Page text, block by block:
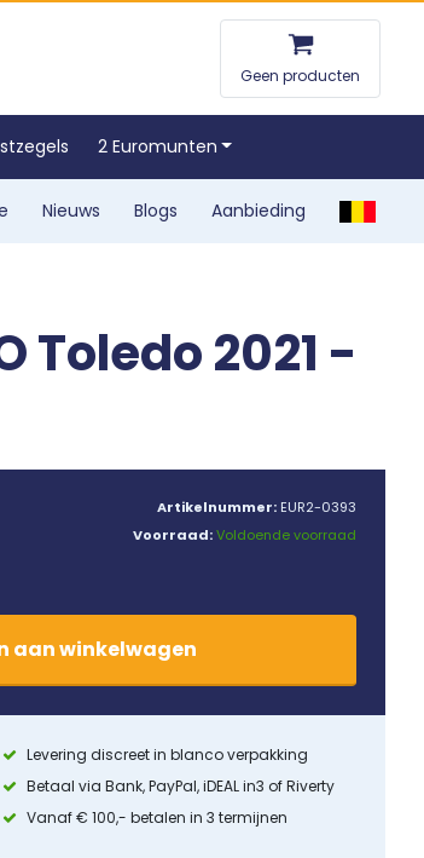
Geen producten
2 Euromunten
Nieuws Blogs Aanbieding
Toledo 2021 -
Artikelnummer: EUR2-0393
Voorraad:Voldoende voorraad
aanwinkelwagen
Levering discreet in blanco verpakking
Betaal via Bank, PayPal, iDEAL in3 of Riverty
Vanaf € 100,- betalen in 3 termijnen